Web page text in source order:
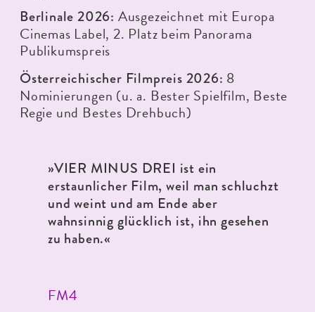
Berlinale 2026: Ausgezeichnet mit Europa
Cinemas Label, 2. Platz beim Panorama
Publikumspreis
Österreichischer Filmpreis 2026: 8
Nominierungen (u. a. Bester Spielfilm, Beste
Regie und Bestes Drehbuch)
»VIER MINUS DREI ist ein
erstaunlicher Film, weil man schluchzt
und weint und am Ende aber
wahnsinnig glücklich ist, ihn gesehen
zu haben.«
FM4